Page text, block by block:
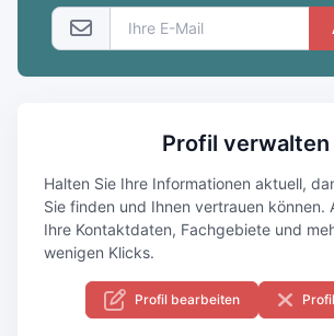
Profil verwalten
Halten Sie Ihre Informationen aktuell,
Sie finden und Ihnen vertrauen können.
Ihre Kontaktdaten, Fachgebiete und
wenigen Klicks.
Profil bearbeiten